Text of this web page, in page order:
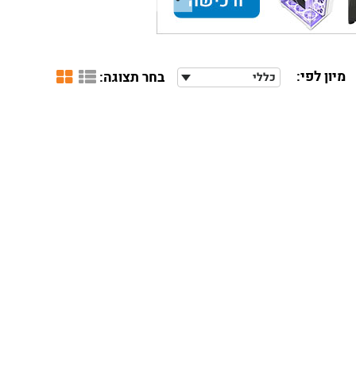
מיון לפי: כללי בחר תצוגה: